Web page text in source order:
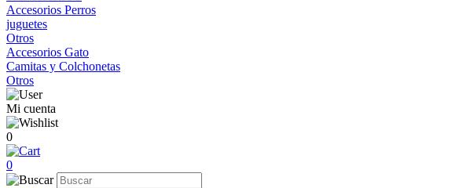
Accesorios Perros
juguetes
Otros
Accesorios Gato
Camitas y Colchonetas
Otros
Mi cuenta
0
0